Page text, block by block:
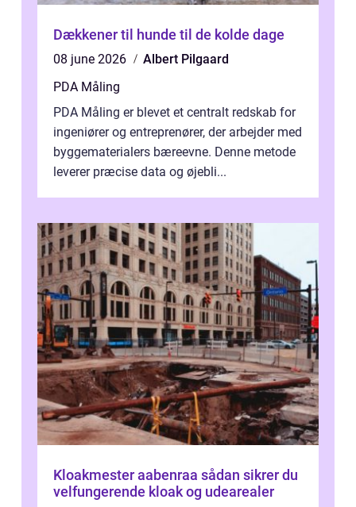
Dækkener til hunde til de kolde dage
08 june 2026
Albert Pilgaard
PDA Måling
PDA Måling er blevet et centralt redskab for
ingeniører og entreprenører, der arbejder med
byggematerialers bæreevne. Denne metode
leverer præcise data og øjebli...
Kloakmester aabenraa sådan sikrer du
velfungerende kloak og udearealer